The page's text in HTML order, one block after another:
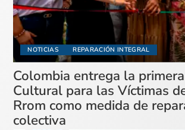
NOTICIAS REPARACIÓN INTEGRAL
Colombia entrega la
Cultural para las Víctimas
Rrom como medida de
colectiva